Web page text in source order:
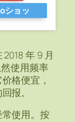
ショッ
年 9 月
使用频率
格便宜，
报。
使用。按